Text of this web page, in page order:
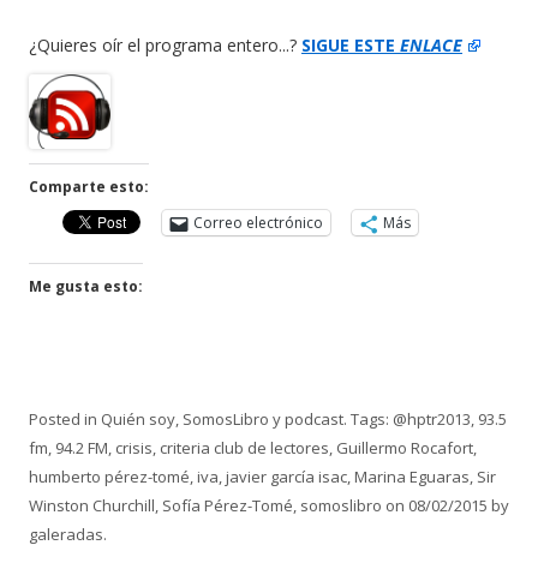
¿Quieres oír el programa entero...? SIGUE ESTE ENLACE
Comparte esto:
Correo electrónico
Más
Me gusta esto:
Posted in Quién soy, SomosLibro y podcast. Tags: @hptr2013, 93.5
fm, 94.2 FM, crisis, criteria club de lectores, Guillermo Rocafort,
humberto pérez-tomé,iva,javier garcía isac,Marina Eguaras, Sir
Winston Churchill, Sofía Pérez-Tomé, somoslibro on 08/02/2015 by
galeradas.